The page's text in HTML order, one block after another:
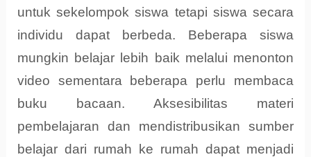
untuk sekelompok siswa tetapi siswa secara
individu dapat berbeda. Beberapa siswa
mungkin belajar lebih baik melalui menonton
video sementara beberapa perlu membaca
buku bacaan. Aksesibilitas materi
pembelajaran dan mendistribusikan sumber
belajar dari rumah ke rumah dapat menjadi